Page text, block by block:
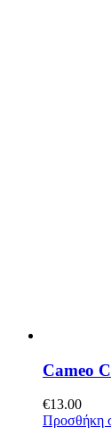
Cameo
€13.00
Προσθήκη